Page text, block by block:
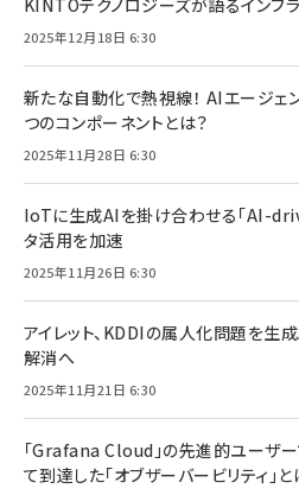
KINTOテクノロジーズが語るインフ
2025年12月18日 6:30
新たな自動化で熱視線！ AIエージェ
つのコンポーネントとは？
2025年11月28日 6:30
IoTに生成AIを掛け合わせる「AI-
タ活用を加速
2025年11月26日 6:30
アイレット、KDDIの属人化問題を生
解消へ
2025年11月21日 6:30
「Grafana Cloud」の先進的ユーザ
て到達した「オブザーバービリティ」と